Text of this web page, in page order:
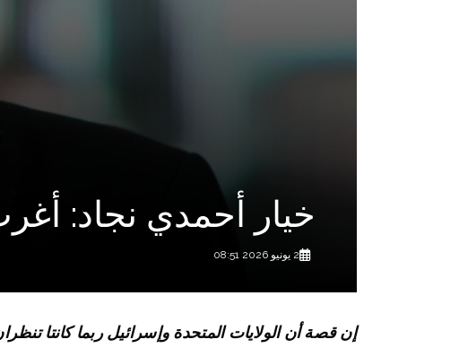
خيار أحمدي نجاد:
2 يونيو 2026 08:51
إن قصة أن الولايات المتحدة وإسرائيل ربما كانتا